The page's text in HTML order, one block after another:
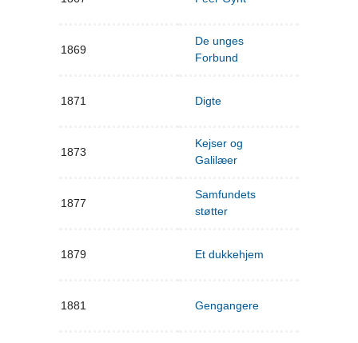
1869
De unges
Forbund
1871 Digte
1873
Kejser og
Galilæer
1877
Samfundets
støtter
1879 Et dukkehjem
1881 Gengangere